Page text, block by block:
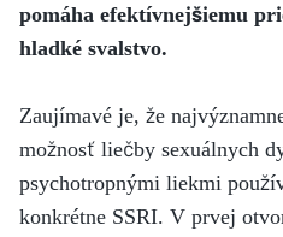
pomáha efektívnejšiemu
hladké svalstvo.
Zaujímavé je, že
možnosť liečby sexuálnych
psychotropnými liekmi
konkrétne SSRI. V prvej